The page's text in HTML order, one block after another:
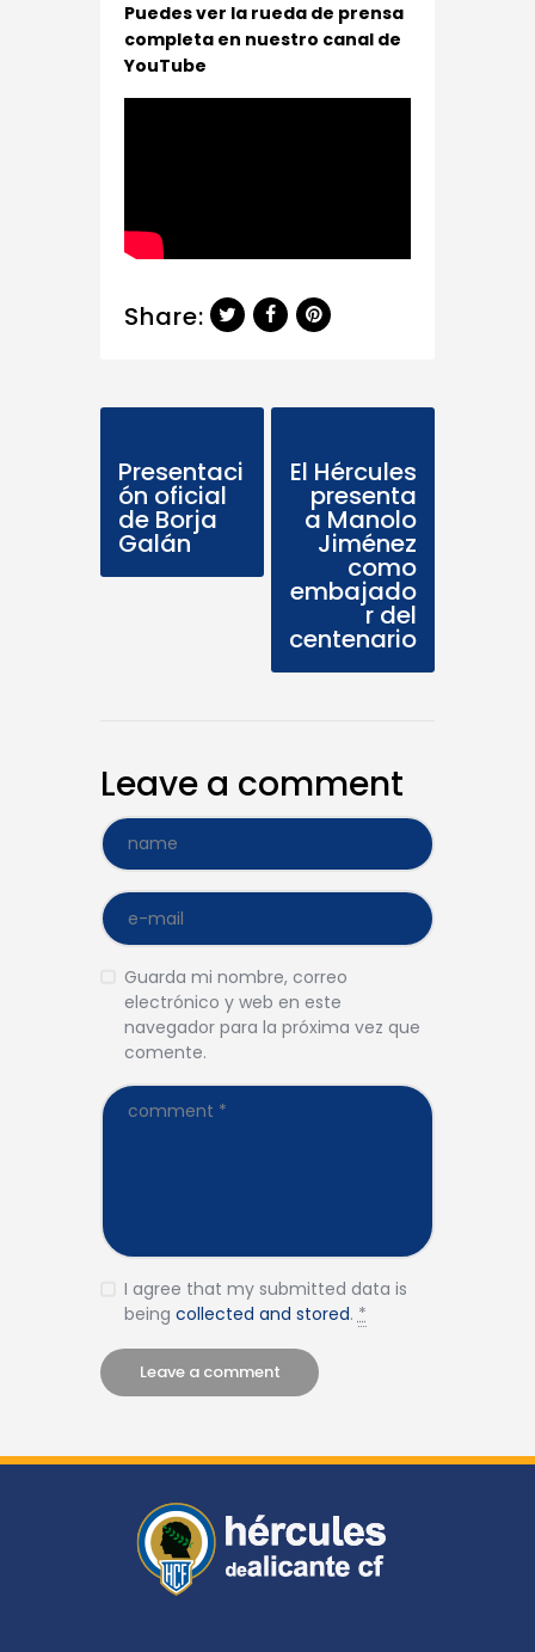
Puedes ver la rueda de prensa
completa en nuestro canal de
YouTube
Share:
Presentaci
ón oficial
de Borja
Galán
El Hércules
presenta
a Manolo
Jiménez
como
embajado
r del
centenario
Leave a comment
Guarda mi nombre, correo
electrónico y web en este
navegador para la próxima vez que
comente.
I agree that my submitted data is
being collected and stored.*